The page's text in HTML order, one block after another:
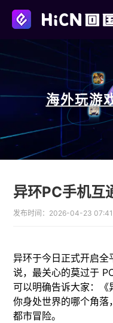
海外玩游
发布时间： 2026-04-23
异环于今日正式开启
说，最关心的莫过于
可以明确告诉大家：
你身处世界的哪个角落
都市冒险。